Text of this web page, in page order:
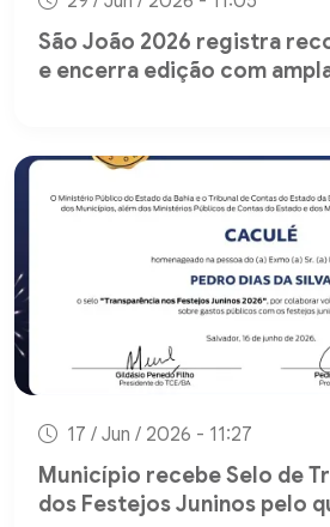
São João 2026 registra
e encerra edição com
17 / Jun / 2026 - 11:27
Município recebe Selo de
dos Festejos Juninos pelo